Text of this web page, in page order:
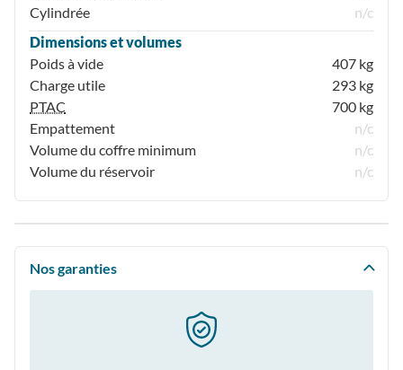
Cylindrée
n/c
Dimensions et volumes
Poids à vide
407 kg
Charge utile
293 kg
PTAC
700 kg
Empattement
n/c
Volume du coffre minimum
n/c
Volume du réservoir
n/c
Nos garanties